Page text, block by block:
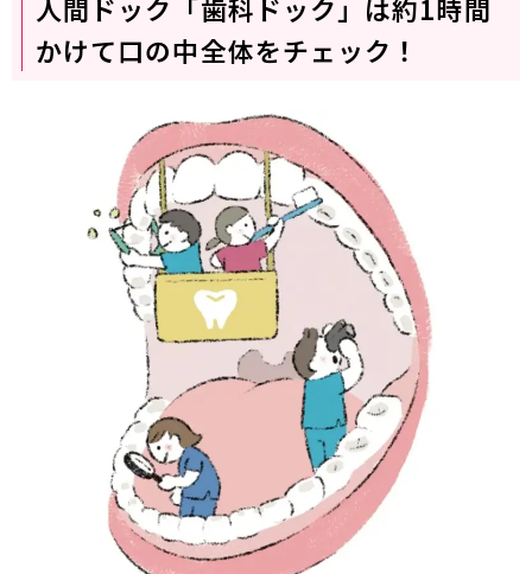
人間ドック「歯科ドック」は約1時間
かけて口の中全体をチェック！